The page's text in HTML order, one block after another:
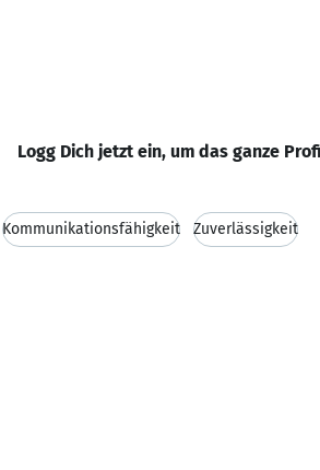
Logg Dich jetzt ein, um das ganze
Kommunikationsfähigkeit Zuverlässigkeit